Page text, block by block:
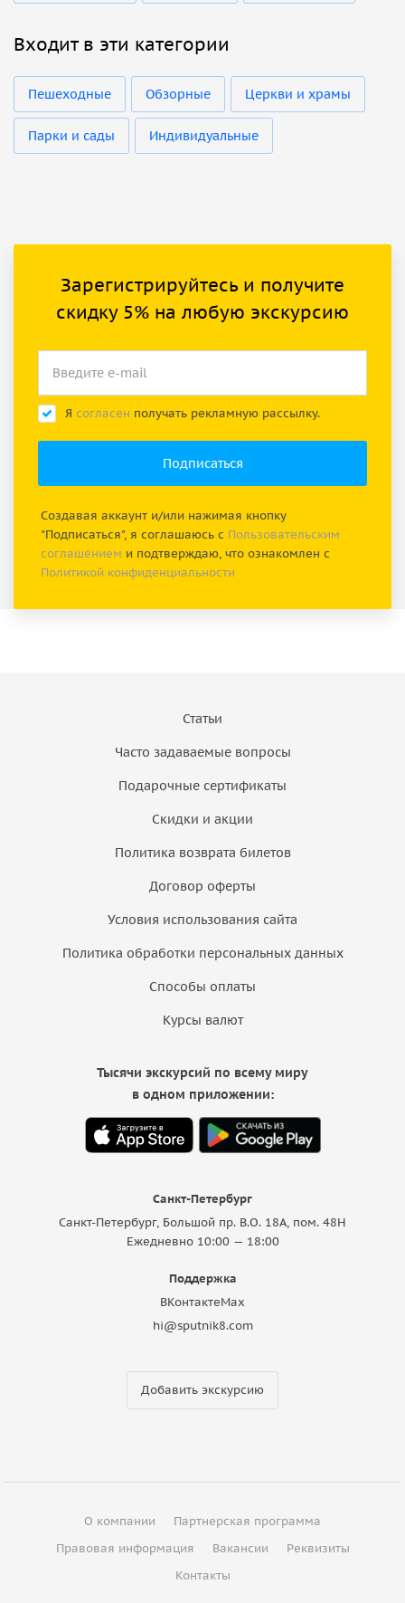
Входит в эти категории
Пешеходные Обзорные Церкви и храмы
Парки и сады Индивидуальные
Зарегистрируйтесь и получите
скидку 5% на любую экскурсию
Я согласен получать рекламную рассылку.
Создавая аккаунт и/или нажимая кнопку
"Подписаться", я соглашаюсь с Пользовательским
соглашением и подтверждаю, что ознакомлен с
Политикой конфиденциальности
Статьи
Часто задаваемые вопросы
Подарочные сертификаты
Скидки и акции
Политика возврата билетов
Договор оферты
Условия использования сайта
Политика обработки персональных данных
Способы оплаты
Курсы валют
Санкт-Петербург
Санкт-Петербург, Большой пр. В.О. 18A, пом. 48Н
Ежедневно 10:00 — 18:00
Поддержка
ВКонтактеMax
hi@sputnik8.com
Добавить экскурсию
Тысячи экскурсий по всему миру
в одном приложении:
О компании
Партнерская программа
Правовая информация
Вакансии
Реквизиты
Контакты